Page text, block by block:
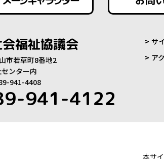
福祉協議会
市若草町8番地2
ンター内
941-4408
941-4122
サ
ア
本サ